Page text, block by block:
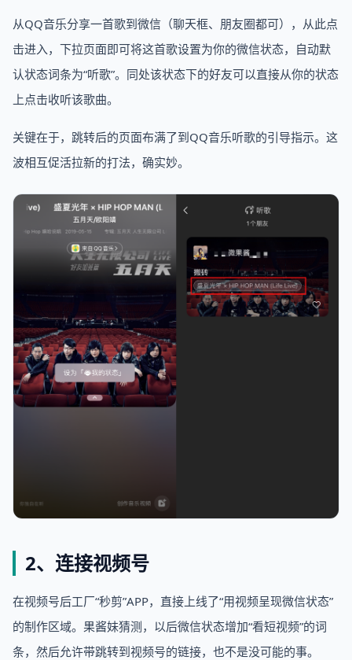
从QQ音乐分享一首歌到微信（聊天框、朋友圈都可），从此点
击进入，下拉页面即可将这首歌设置为你的微信状态，自动默
认状态词条为“听歌”。同处该状态下的好友可以直接从你的状态
上点击收听该歌曲。
关键在于，跳转后的页面布满了到QQ音乐听歌的引导指示。这
波相互促活拉新的打法，确实妙。
2、连接视频号
在视频号后工厂“秒剪”APP，直接上线了“用视频呈现微信状态”
的制作区域。果酱妹猜测，以后微信状态增加“看短视频”的词
条，然后允许带跳转到视频号的链接，也不是没可能的事。